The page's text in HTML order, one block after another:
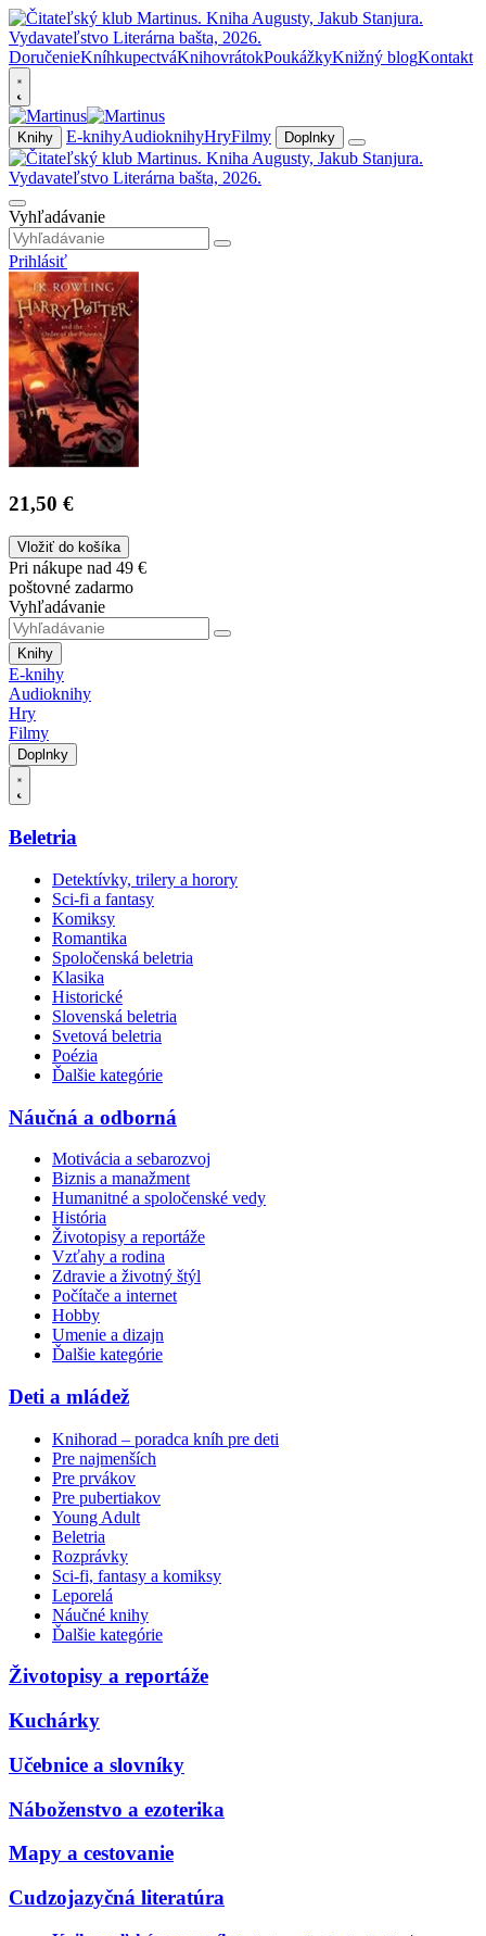
DoručenieKníhkupectváKnihovrátokPoukážkyKnižný blogKontakt
Knihy E-knihyAudioknihyHryFilmy Doplnky
Vyhľadávanie
Prihlásiť
21,50 €
Vložiť do košíka
Pri nákupe nad 49 €
poštovné zadarmo
Vyhľadávanie
Knihy
E-knihy
Audioknihy
Hry
Filmy
Doplnky
Beletria
Detektívky, trilery a horory
Sci-fi a fantasy
Komiksy
Romantika
Spoločenská beletria
Klasika
Historické
Slovenská beletria
Svetová beletria
Poézia
Ďalšie kategórie
Náučná a odborná
Motivácia a sebarozvoj
Biznis a manažment
Humanitné a spoločenské vedy
História
Životopisy a reportáže
Vzťahy a rodina
Zdravie a životný štýl
Počítače a internet
Hobby
Umenie a dizajn
Ďalšie kategórie
Deti a mládež
Knihorad – poradca kníh pre deti
Pre najmenších
Pre prvákov
Pre pubertiakov
Young Adult
Beletria
Rozprávky
Sci-fi, fantasy a komiksy
Leporelá
Náučné knihy
Ďalšie kategórie
Životopisy a reportáže
Kuchárky
Učebnice a slovníky
Náboženstvo a ezoterika
Mapy a cestovanie
Cudzojazyčná literatúra